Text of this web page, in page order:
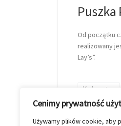
Cenimy prywatność
Używamy plików cookie, aby
Puszka
Od początku
realizowany
Lay’s”.
Kolporter
przezgk